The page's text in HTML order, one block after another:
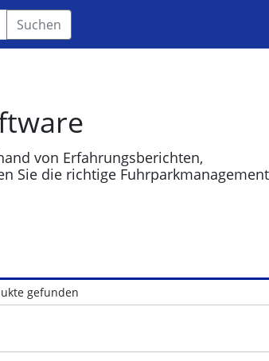
Suchen
von Erfahrungsberichten,
Sie die richtige Fuhrparkmanagement
gefunden